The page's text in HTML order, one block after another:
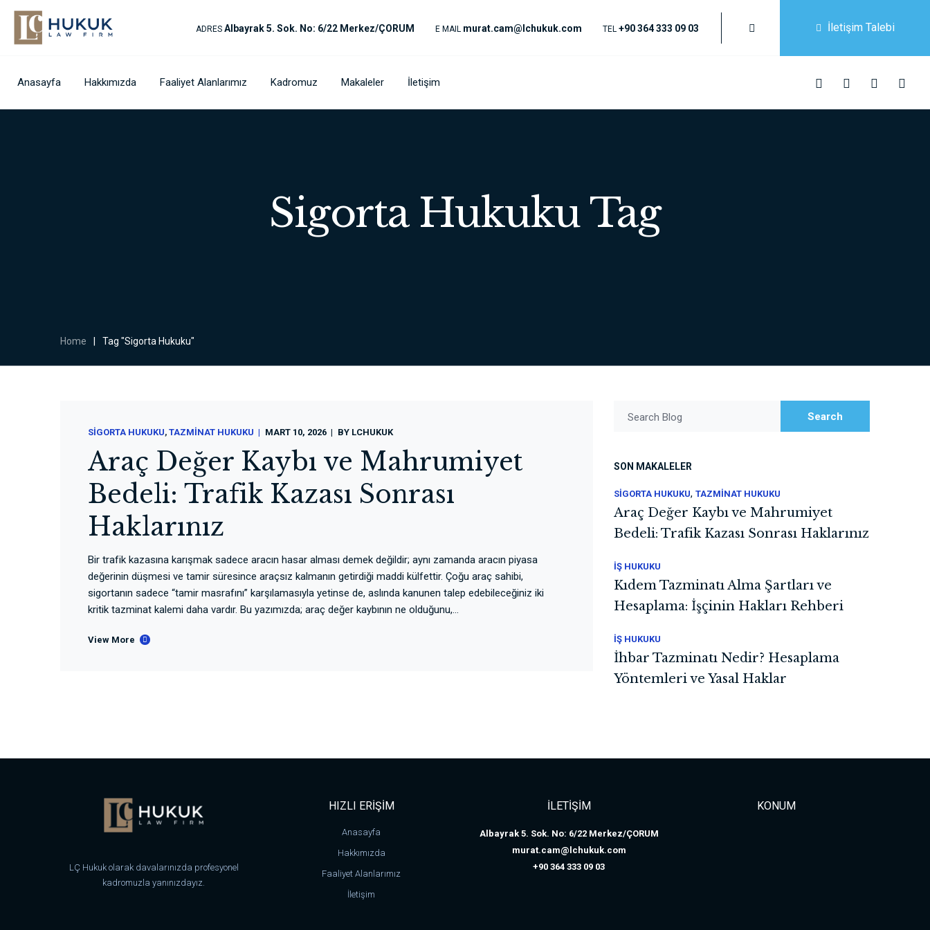
ADRES Albayrak 5. Sok. No: 6/22 Merkez/ÇORUM E MAIL murat.cam@lchukuk.com TEL +90 364 333 09 03 İletişim Talebi
Anasayfa Hakkımızda Faaliyet Alanlarımız Kadromuz Makaleler İletişim
Sigorta Hukuku Tag
Home Tag "Sigorta Hukuku"
SIGORTA HUKUKU TAZMINAT HUKUKU MART 10, 2026 BY LCHUKUK
Araç Değer Kaybı ve Mahrumiyet
Bedeli: Trafik Kazası Sonrası
Haklarınız
Bir trafik kazasına karışmak sadece aracın hasar alması demek değildir; aynı zamanda aracın piyasa
değerinin düşmesi ve tamir süresince araçsız kalmanın getirdiği maddi külfettir. Çoğu araç sahibi,
sigortanın sadece “tamir masrafını” karşılamasıyla yetinse de, aslında kanunen talep edebileceğiniz iki
kritik tazminat kalemi daha vardır. Bu yazımızda; araç değer kaybının ne olduğunu,...
View More
Search Blog Search
SON MAKALELER
SIGORTA HUKUKU, TAZMINAT HUKUKU
Araç Değer Kaybı ve Mahrumiyet
Bedeli: Trafik Kazası Sonrası Haklarınız
İŞ HUKUKU
Kıdem Tazminatı Alma Şartları ve
Hesaplama: İşçinin Hakları Rehberi
İŞ HUKUKU
İhbar Tazminatı Nedir? Hesaplama
Yöntemleri ve Yasal Haklar
LÇ Hukuk olarak davalarınızda profesyonel
kadromuzla yanınızdayız.
HIZLI ERİŞİM
Anasayfa
Hakkımızda
Faaliyet Alanlarımız
İletişim
İLETİŞİM
Albayrak 5. Sok. No: 6/22 Merkez/ÇORUM
murat.cam@lchukuk.com
+90 364 333 09 03
KONUM